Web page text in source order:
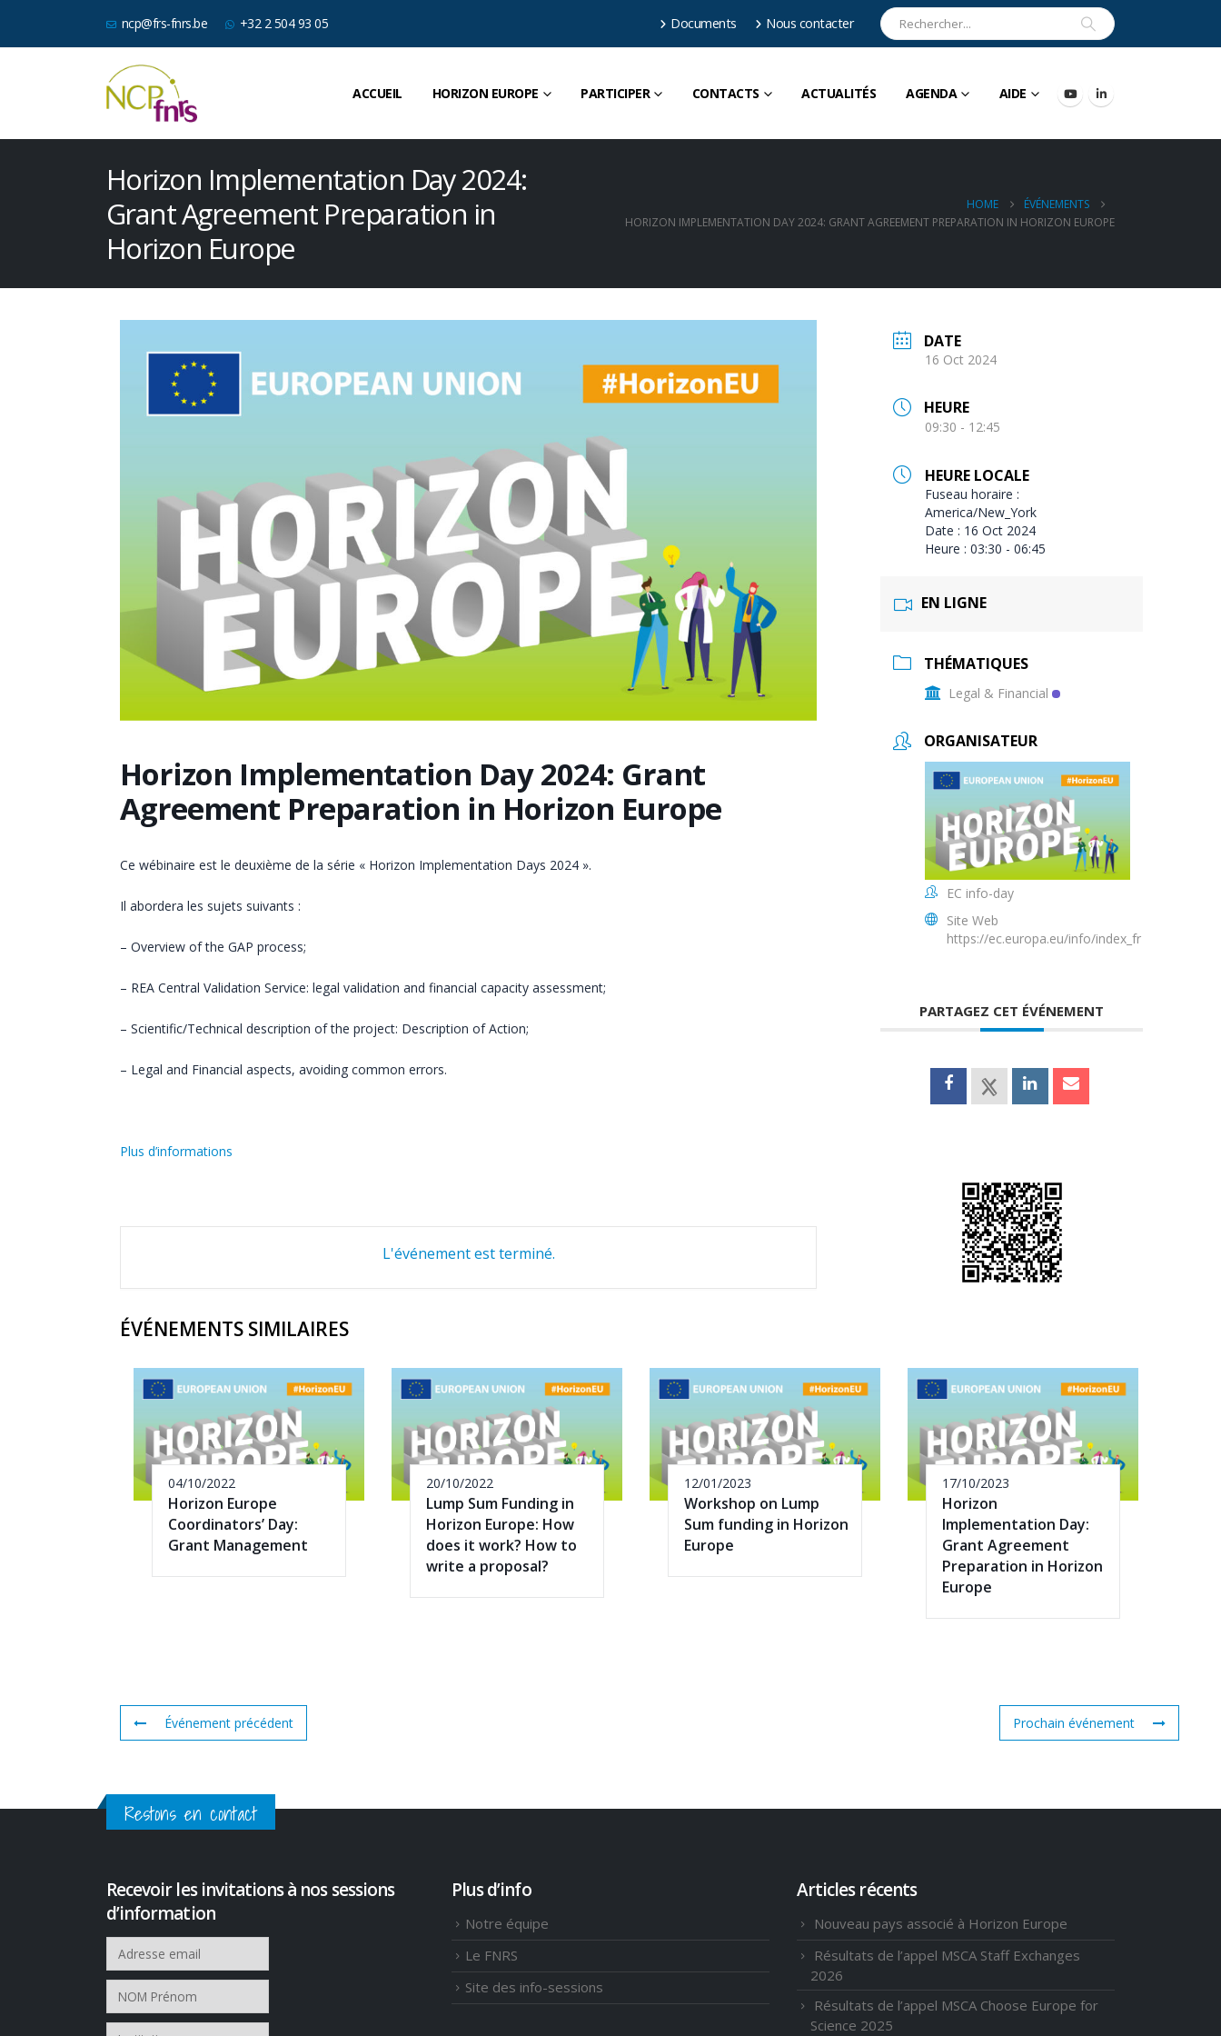
ncp@frs-fnrs.be +32 2 504 93 05 Documents Nous contacter
ACCUEIL HORIZON EUROPE PARTICIPER CONTACTS ACTUALITÉS AGENDA AIDE
Horizon Implementation Day 2024:
Grant Agreement Preparation in
Horizon Europe
HOME
ÉVÉNEMENTS
HORIZON IMPLEMENTATION DAY 2024: GRANT AGREEMENT PREPARATION IN HORIZON EUROPE
Horizon Implementation Day 2024: Grant
Agreement Preparation in Horizon Europe
Ce wébinaire est le deuxième de la série « Horizon Implementation Days 2024 ».
Il abordera les sujets suivants :
– Overview of the GAP process;
– REA Central Validation Service: legal validation and financial capacity assessment;
– Scientific/Technical description of the project: Description of Action;
– Legal and Financial aspects, avoiding common errors.
Plus d’informations
L'événement est terminé.
DATE
16 Oct 2024
HEURE
09:30 - 12:45
HEURE LOCALE
Fuseau horaire :
America/New_York
Date : 16 Oct 2024
Heure :03:30 - 06:45
EN LIGNE
THÉMATIQUES
Legal & Financial
ORGANISATEUR
EC info-day
Site Web
https://ec.europa.eu/info/index_fr
PARTAGEZ CET ÉVÉNEMENT
ÉVÉNEMENTS SIMILAIRES
04/10/2022
Horizon Europe
Coordinators’ Day:
Grant Management
20/10/2022
Lump Sum Funding in
Horizon Europe: How
does it work? How to
write a proposal?
12/01/2023
Workshop on Lump
Sum funding in Horizon
Europe
17/10/2023
Horizon
Implementation Day:
Grant Agreement
Preparation in Horizon
Europe
Événement précédent Prochain événement
Restons en contact
Recevoir les invitations à nos sessions
d’information
Plus d’info
Notre équipe
Le FNRS
Site des info-sessions
Articles récents
Nouveau pays associé à Horizon Europe
Résultats de l’appel MSCA Staff Exchanges
2026
Résultats de l’appel MSCA Choose Europe for
Science 2025